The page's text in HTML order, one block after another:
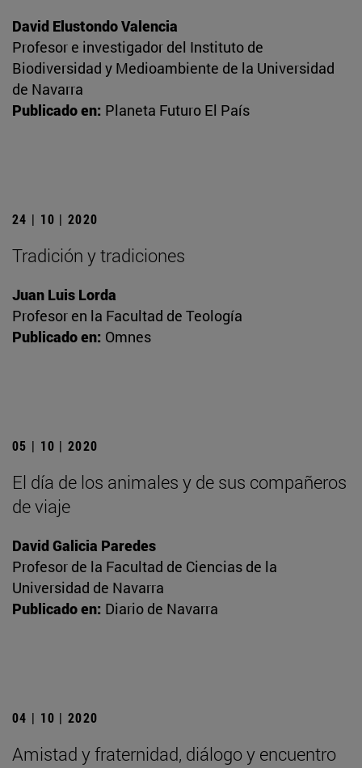
David Elustondo Valencia
Profesor e investigador del Instituto de
Biodiversidad y Medioambiente de la Universidad
de Navarra
Publicado en: Planeta Futuro El País
24 | 10 | 2020
Tradición y tradiciones
Juan Luis Lorda
Profesor en la Facultad de Teología
Publicado en: Omnes
05 | 10 | 2020
El día de los animales y de sus compañeros
de viaje
David Galicia Paredes
Profesor de la Facultad de Ciencias de la
Universidad de Navarra
Publicado en: Diario de Navarra
04 | 10 | 2020
Amistad y fraternidad, diálogo y encuentro